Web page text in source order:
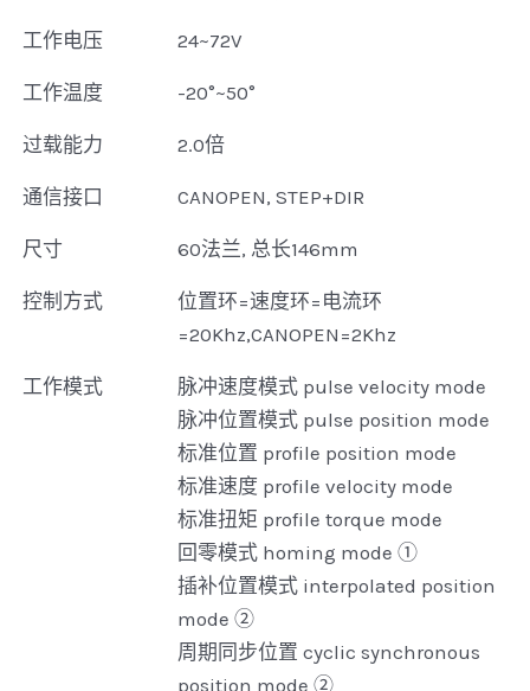
工作电压 24~72V
工作温度 -20°~50°
过载能力 2.0倍
通信接口 CANOPEN, STEP+DIR
尺寸 60法兰, 总长146mm
控制方式
位置环=速度环=电流环
=20Khz,CANOPEN=2Khz
工作模式
脉冲速度模式 pulse velocity mode
脉冲位置模式 pulse position mode
标准位置 profile position mode
标准速度 profile velocity mode
标准扭矩 profile torque mode
回零模式 homing mode ①
插补位置模式 interpolated position
mode ②
周期同步位置 cyclic synchronous
position mode ②